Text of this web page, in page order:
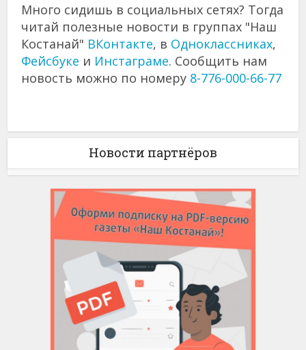
Много сидишь в социальных сетях? Тогда
читай полезные новости в группах "Наш
Костанай" ВКонтакте, в Одноклассниках,
Фейсбуке и Инстаграме. Сообщить нам
новость можно по номеру 8-776-000-66-77
Новости партнёров